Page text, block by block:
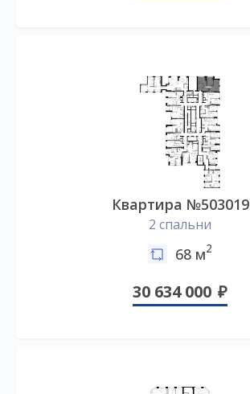
Квартира №503019
2 спальни
68 м2
30 634 000